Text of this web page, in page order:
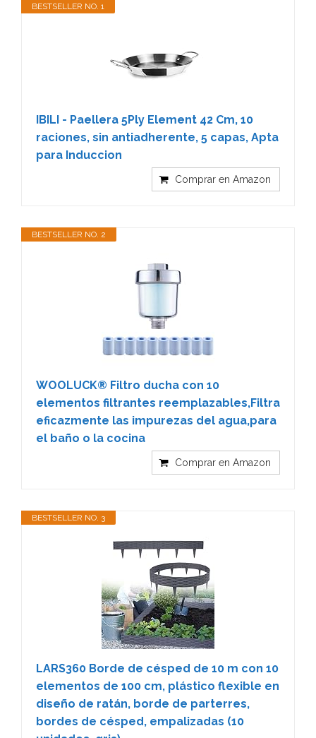
BESTSELLER NO. 1
IBILI - Paellera 5Ply Element 42 Cm, 10
raciones, sin antiadherente, 5 capas, Apta
para Induccion
Comprar en Amazon
BESTSELLER NO. 2
WOOLUCK® Filtro ducha con 10
elementos filtrantes reemplazables,Filtra
eficazmente las impurezas del agua,para
el baño o la cocina
Comprar en Amazon
BESTSELLER NO. 3
LARS360 Borde de césped de 10 m con 10
elementos de 100 cm, plástico flexible en
diseño de ratán, borde de parterres,
bordes de césped, empalizadas (10